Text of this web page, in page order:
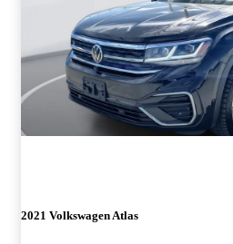
2021 Volkswagen Atlas